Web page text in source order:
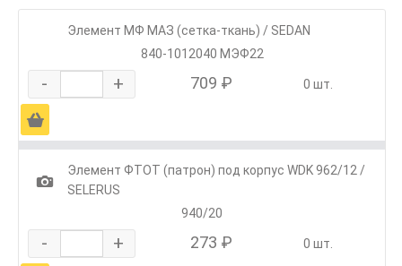
Элемент МФ МАЗ (сетка-ткань) / SEDAN
840-1012040 МЭФ22
- + 709 ₽ 0 шт.
Ä
1
Элемент ФТОТ (патрон) под корпус WDK 962/12 /
SELERUS
940/20
- + 273 ₽ 0 шт.